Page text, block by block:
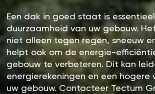
Een dak in goed staat is
duurzaamheid van uw gebouw.
niet alleen tegen regen, sneeuw
helpt ook om de energie-
gebouw te verbeteren. Dit kan
energierekeningen en een hogere
uw gebouw. Contacteer Tectum